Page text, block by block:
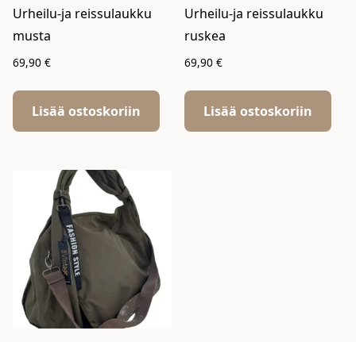
Urheilu-ja reissulaukku
musta
69,90 €
Lisää ostoskoriin
Urheilu-ja reissulaukku
ruskea
69,90€
Lisää ostoskoriin